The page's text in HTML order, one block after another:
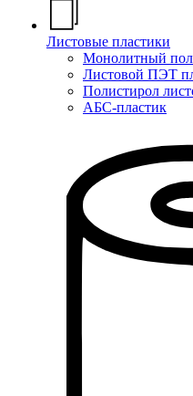
Листовые пластики
Монолитный
Листовой ПЭТ
Полистирол
АБС-пластик